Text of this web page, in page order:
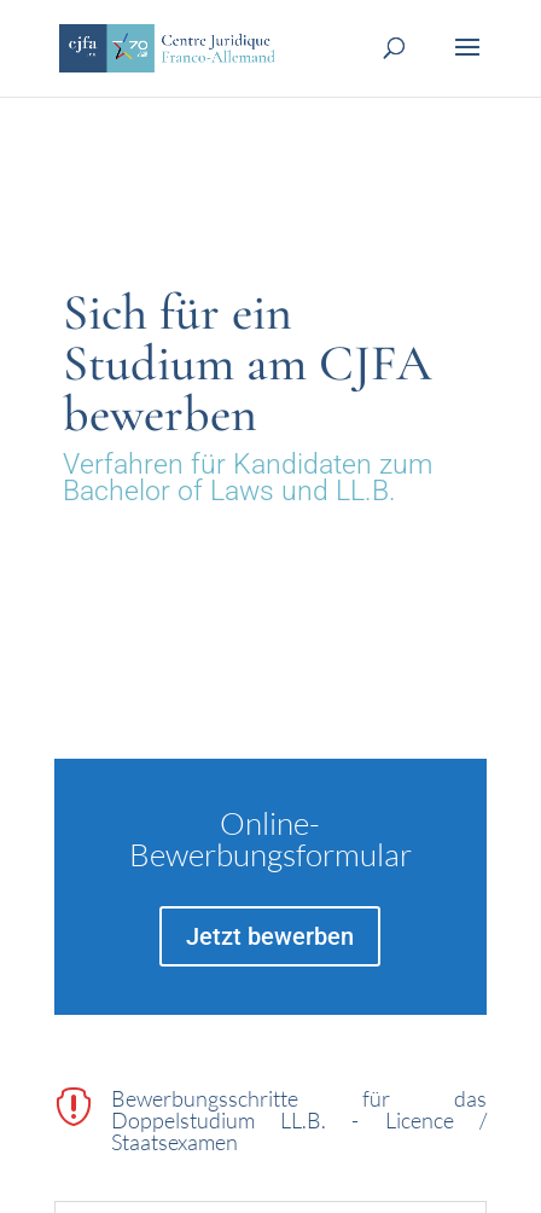
Sich für ein
Studium am CJFA
bewerben
Verfahren für Kandidaten zum
Bachelor of Laws und LL.B.
Online-
Bewerbungsformular
Jetzt bewerben

Bewerbungsschritte für das
Doppelstudium LL.B. - Licence /
Staatsexamen